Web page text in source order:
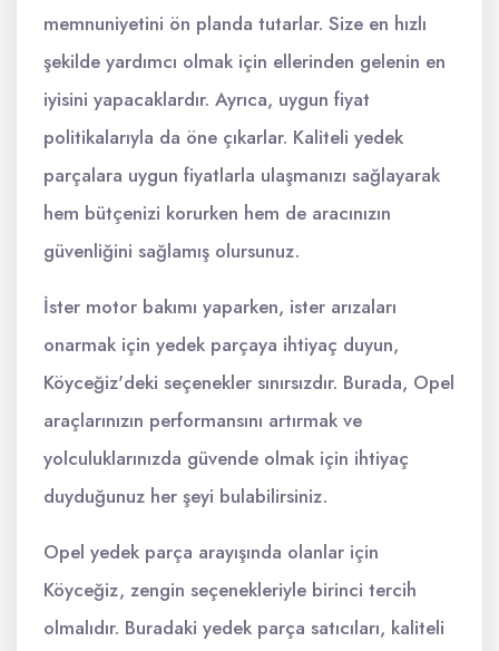
memnuniyetini ön planda tutarlar. Size en hızlı
şekilde yardımcı olmak için ellerinden gelenin en
iyisini yapacaklardır. Ayrıca, uygun fiyat
politikalarıyla da öne çıkarlar. Kaliteli yedek
parçalara uygun fiyatlarla ulaşmanızı sağlayarak
hem bütçenizi korurken hem de aracınızın
güvenliğini sağlamış olursunuz.
İster motor bakımı yaparken, ister arızaları
onarmak için yedek parçaya ihtiyaç duyun,
Köyceğiz'deki seçenekler sınırsızdır. Burada, Opel
araçlarınızın performansını artırmak ve
yolculuklarınızda güvende olmak için ihtiyaç
duyduğunuz her şeyi bulabilirsiniz.
Opel yedek parça arayışında olanlar için
Köyceğiz, zengin seçenekleriyle birinci tercih
olmalıdır. Buradaki yedek parça satıcıları, kaliteli